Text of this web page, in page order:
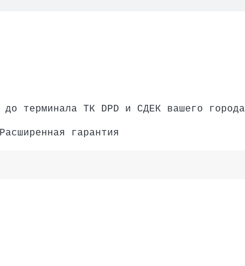
терминала ТК DPD и СДЕК вашего города
Расширенная гарантия